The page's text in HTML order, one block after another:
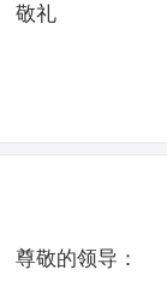
敬礼
尊敬的领导：